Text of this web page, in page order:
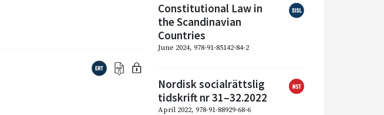
Constitutional Law in
the Scandinavian
Countries
June 2024, 978-91-85142-84-2
Nordisk socialrättslig
tidskrift nr 31–32.2022
April 2022, 978-91-88929-68-6